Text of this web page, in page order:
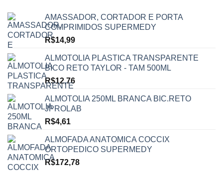
AMASSADOR, CORTADOR E PORTA
COMPRIMIDOS SUPERMEDY
R$14,99
ALMOTOLIA PLASTICA TRANSPARENTE
BICO RETO TAYLOR - TAM 500ML
R$12,76
ALMOTOLIA 250ML BRANCA BIC.RETO
JPROLAB
R$4,61
ALMOFADA ANATOMICA COCCIX
ORTOPEDICO SUPERMEDY
R$172,78